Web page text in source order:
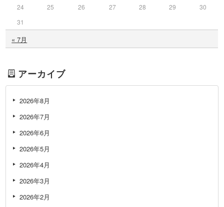
« 7月
24
25 26 27 28 29
30
31
アーカイブ
2026年8月
2026年7月
2026年6月
2026年5月
2026年4月
2026年3月
2026年2月